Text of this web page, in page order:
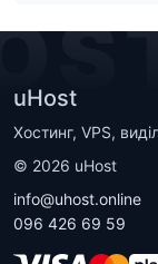
uHost
Хостинг, VPS,
© 2026 uHost
info@uhost.online
096 426 69 59